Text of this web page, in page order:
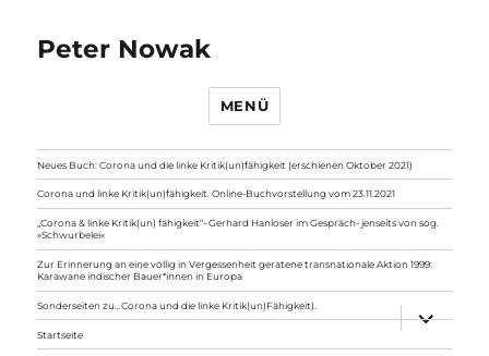
Peter Nowak
MENÜ
Neues Buch: Corona und die linke Kritik(un)fähigkeit (erschienen Oktober 2021)
Corona und linke Kritik(un)fähigkeit. Online-Buchvorstellung vom 23.11.2021
„Corona & linke Kritik(un) fähigkeit“- Gerhard Hanloser im Gespräch- jenseits von sog.
»Schwurbelei«
Zur Erinnerung an eine völlig in Vergessenheit geratene transnationale Aktion 1999:
Karawane indischer Bauer*innen in Europa
Sonderseiten zu…Corona und die linke Kritik(un)Fähigkeit).
anzeigen
Startseite